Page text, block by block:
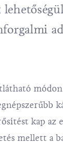
kap
mellett a